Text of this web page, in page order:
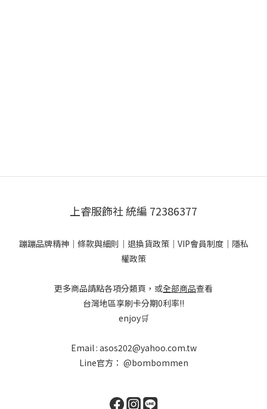
上睿服飾社 統編 72386377
蹦蹦品牌精神｜ 條款與細則 ｜ 退換貨政策｜ VIP會員制度｜ 隱私
權政策
更多商品請點各項分類頁，或全部商品查看
台灣地區享刷卡分期0利率!!
enjoy🛒
Email : asos202@yahoo.com.tw
Line官方： @bombommen